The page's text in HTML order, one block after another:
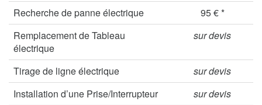
Recherche de panne électrique
95 € *
Remplacement de Tableau
électrique
sur devis
Tirage de ligne électrique
sur devis
Installation d’une Prise/Interrupteur
sur devis